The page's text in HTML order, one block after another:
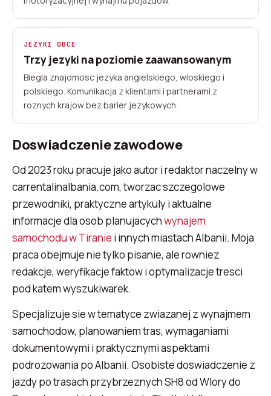
JEZYKI OBCE
Trzy jezyki na poziomie zaawansowanym
Biegla znajomosc jezyka angielskiego, wloskiego i
polskiego. Komunikacja z klientami i partnerami z
roznych krajow bez barier jezykowych.
Doswiadczenie zawodowe
Od 2023 roku pracuje jako autor i redaktor naczelny w
carrentalinalbania.com, tworzac szczegolowe
przewodniki, praktyczne artykuly i aktualne
informacje dla osob planujacychwynajem
samochodu w Tiranie i innych miastach Albanii. Moja
praca obejmuje nie tylko pisanie, ale rowniez
redakcje, weryfikacje faktow i optymalizacje tresci
pod katem wyszukiwarek.
Specjalizuje sie w tematyce zwiazanej z wynajmem
samochodow, planowaniem tras, wymaganiami
dokumentowymi i praktycznymi aspektami
podrozowania po Albanii. Osobiste doswiadczenie z
jazdy po trasach przybrzeznych SH8 od Wlory do